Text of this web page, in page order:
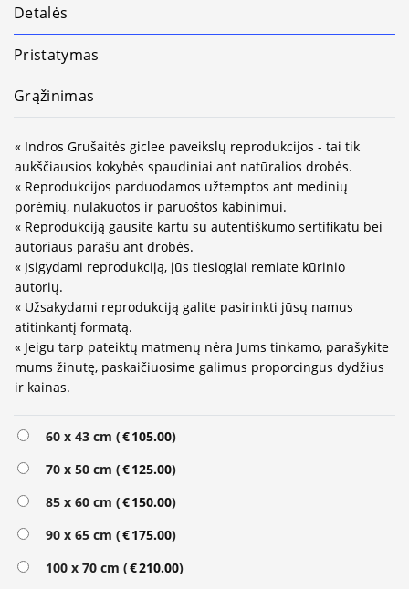
Detalės
Pristatymas
Grąžinimas
« Indros Grušaitės giclee paveikslų reprodukcijos - tai tik
aukščiausios kokybės spaudiniai ant natūralios drobės.
« Reprodukcijos parduodamos užtemptos ant medinių
porėmių, nulakuotos ir paruoštos kabinimui.
« Reprodukciją gausite kartu su autentiškumo sertifikatu bei
autoriaus parašu ant drobės.
« Įsigydami reprodukciją, jūs tiesiogiai remiate kūrinio
autorių.
« Užsakydami reprodukciją galite pasirinkti jūsų namus
atitinkantį formatą.
« Jeigu tarp pateiktų matmenų nėra Jums tinkamo, parašykite
mums žinutę, paskaičiuosime galimus proporcingus dydžius
ir kainas.
60 x 43 cm (€105.00)
70 x 50 cm (€125.00)
85 x 60 cm (€150.00)
90 x 65 cm (€175.00)
100 x 70 cm (€210.00)